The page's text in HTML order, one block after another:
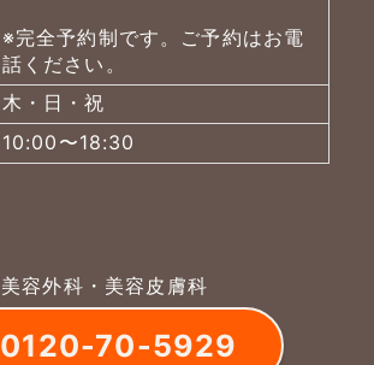
※完全予約制です。ご予約はお電
話ください。
木・日・祝
10:00〜18:30
美容外科・美容皮膚科
0120-70-5929